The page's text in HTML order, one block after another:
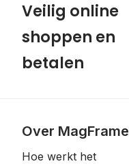
Veilig online
shoppen en
betalen
Over MagFrame
Hoe werkt het